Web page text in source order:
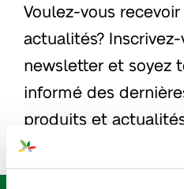
Voulez-vous recevoir
actualités?
newsletter et soyez
informé des
produits et
affaires chez Van